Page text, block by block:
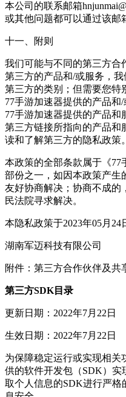
本公司的联系邮箱
或其他问题都可以通过该邮
十一、附则
我们可能与不同的第三方合
第三方的产品和/或服务，
第三方的类别；但需要您特
77手游加速器提供的产品
77手游加速器提供的产品和
第三方链接所指向的产品和
读和了解第三方的隐私政策。
本政策的全部条款属于《
部份之一，如因本政策产生
友好协商解决；协商不成的
民法院寻求解决。
本隐私政策于2023年05月24
湖南军迈科技有限公司
附件：第三方合作伙伴及共
第三方SDK目录
更新日期：2022年7月22日
生效日期：2022年7月22日
为保障稳定运行或实现相关
供的软件开发包（SDK）
取个人信息的SDK进行严